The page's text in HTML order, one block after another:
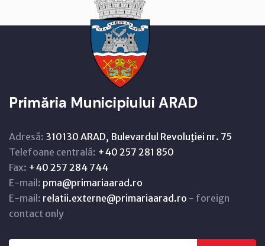
Primăria Municipiului ARAD
Adresă: 310130 ARAD, Bulevardul Revoluţiei nr. 75
Telefoane centrală: +40 257 281 850
Fax: +40 257 284 744
E-mail: pma@primariaarad.ro
E-mail: relatii.externe@primariaarad.ro - foreign
contact only